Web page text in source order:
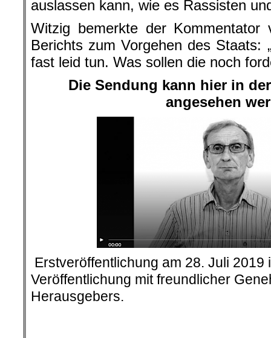
auslassen kann, wie es Rassisten
Witzig bemerkte der Kommentator
Berichts zum Vorgehen des Staats:
fast leid tun. Was sollen die noch
Die Sendung kann hier in
angesehen
Erstveröffentlichung am 28. Juli 2019
Veröffentlichung mit freundlicher
Herausgebers.